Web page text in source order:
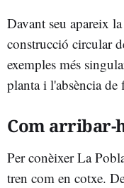
Davant seu apareix la
construcció circular
exemples més
planta i l'absència de
Com arribar-
Per conèixer La
tren com en cotxe.